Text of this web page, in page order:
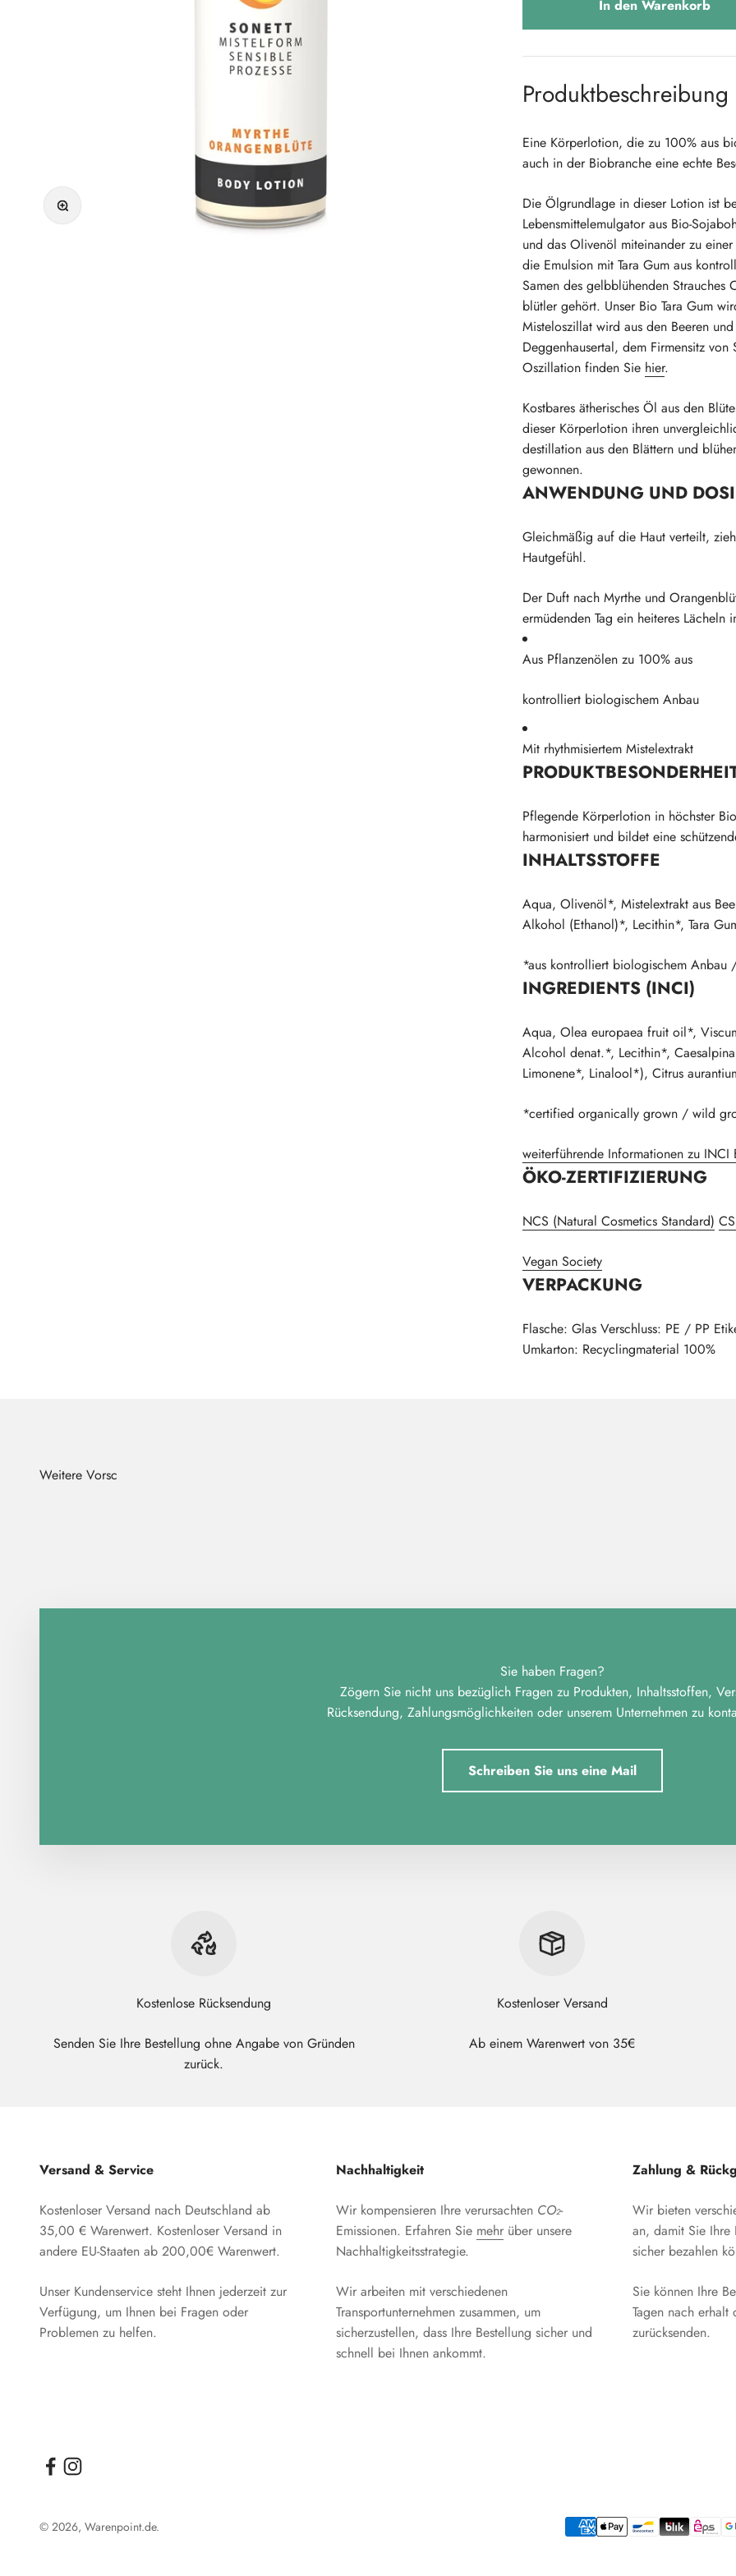
Bild vergrößern
In den Warenkorb
Produktbeschreibung
Eine Körperlotion, die zu 100% aus
auch in der Biobranche eine echte
Die Ölgrundlage in dieser Lotion ist
Lebensmittelemulgator aus Bio-
und das Olivenöl miteinander zu
die Emulsion mit Tara Gum aus
Samen des gelbblühenden Strauches
blütler gehört. Unser Bio Tara Gum
Misteloszillat wird aus den Beeren
Deggenhausertal, dem Firmensitz
Oszillation finden Sie hier.
Kostbares ätherisches Öl aus den
dieser Körperlotion ihren
destillation aus den Blättern und
gewonnen.
ANWENDUNG UND
Gleichmäßig auf die Haut verteilt,
Hautgefühl.
Der Duft nach Myrthe und
ermüdenden Tag ein heiteres Lächeln
Aus Pflanzenölen zu 100% aus
kontrolliert biologischem Anbau
Mit rhythmisiertem Mistelextrakt
Pflegende Körperlotion in höchster
harmonisiert und bildet eine
INHALTSSTOFFE
Aqua, Olivenöl*, Mistelextrakt aus
Alkohol (Ethanol)*, Lecithin*, Tara
*aus kontrolliert biologischem Anbau
INGREDIENTS (INCI)
Aqua, Olea europaea fruit oil*,
Alcohol denat.*, Lecithin*,
Limonene*, Linalool*), Citrus
*certified organically grown / wild
weiterführende Informationen zu INCI
ÖKO-ZERTIFIZIERUNG
NCS (Natural Cosmetics Standard)
Vegan Society
VERPACKUNG
Flasche: Glas Verschluss: PE / PP
Umkarton: Recyclingmaterial 100%
Sie haben Fragen?
Zögern Sie nicht uns bezüglich Fragen zu Produkten, Inhaltsstoffen,
Rücksendung, Zahlungsmöglichkeiten oder unserem Unternehmen zu
Schreiben Sie uns eine Mail
Kostenlose Rücksendung
Senden Sie Ihre Bestellung ohne Angabe von Gründen
zurück.
Kostenloser Versand
Ab einem Warenwert von 35€
Versand & Service
Kostenloser Versand nach Deutschland ab
35,00 € Warenwert. Kostenloser Versand in
andere EU-Staaten ab 200,00€ Warenwert.
Unser Kundenservice steht Ihnen jederzeit zur
Verfügung, um Ihnen bei Fragen oder
Problemen zu helfen.
Nachhaltigkeit
Wir kompensieren Ihre verursachten CO₂-
Emissionen. Erfahren Sie mehr über unsere
Nachhaltigkeitsstrategie.
Wir arbeiten mit verschiedenen
Transportunternehmen zusammen, um
sicherzustellen, dass Ihre Bestellung sicher und
schnell bei Ihnen ankommt.
Zahlung &
Wir bieten
an, damit Sie Ihre
sicher bezahlen
Sie können Ihre
Tagen nach erhalt
zurücksenden.
© 2026, Warenpoint.de.